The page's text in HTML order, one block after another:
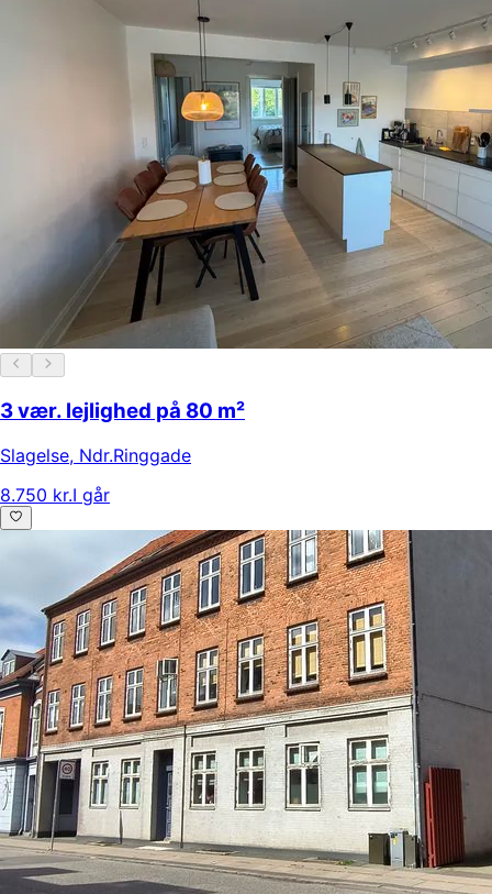
3 vær. lejlighed på 80 m²
Slagelse, Ndr.Ringgade
8.750 kr.I går